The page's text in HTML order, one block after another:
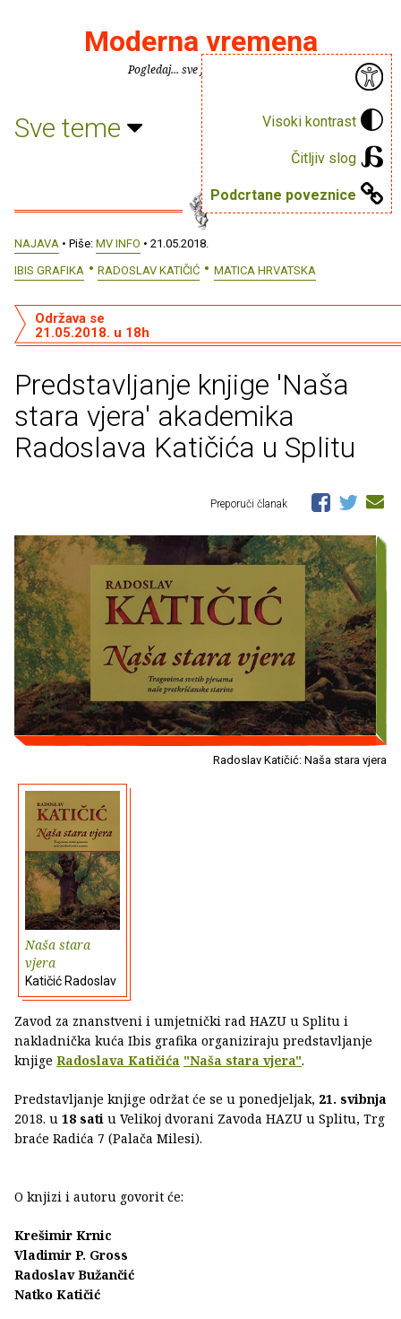
Visoki kontrast
Čitljiv slog
Podcrtane poveznice
Moderna vremena
Pogledaj... sve je puno knjiga.
Sve teme
NAJAVA • Piše: MV INFO • 21.05.2018.
IBIS GRAFIKA
RADOSLAV KATIČIĆ MATICA HRVATSKA
Predstavljanje knjige 'Naša
stara vjera' akademika
Radoslava Katičića u Splitu
Održava se
21.05.2018. u 18h
Preporuči članak
Radoslav Katičić: Naša stara vjera
Naša stara
vjera
Katičić Radoslav
Zavod za znanstveni i umjetnički rad HAZU u Splitu i
nakladnička kuća Ibis grafika organiziraju predstavljanje
knjige Radoslava Katičića "Naša stara vjera".
Predstavljanje knjige održat će se u ponedjeljak, 21. svibnja
2018. u 18 sati u Velikoj dvorani Zavoda HAZU u Splitu, Trg
braće Radića 7 (Palača Milesi).
O knjizi i autoru govorit će:
Krešimir Krnic
Vladimir P. Gross
Radoslav Bužančić
Natko Katičić